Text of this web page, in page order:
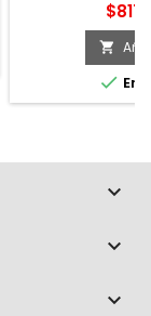
Acabado
las
secado tacto:

 En


